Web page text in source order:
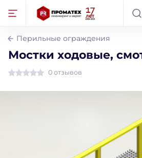
Перильные ограждения
Мостки ходовые,
0 отзывов